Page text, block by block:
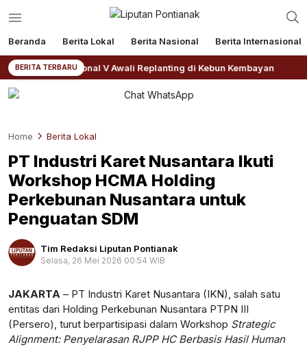
Beranda Berita Lokal Berita Nasional Berita Internasional
BERITA TERBARU
IV Regional V Awali Replanting di Kebun Kembayan
Home Berita Lokal
PT Industri Karet Nusantara Ikuti
Workshop HCMA Holding
Perkebunan Nusantara untuk
Penguatan SDM
Tim Redaksi Liputan Pontianak
Selasa, 26 Mei 2026 00:54 WIB
Perbesar
JAKARTA – PT Industri Karet Nusantara (IKN), salah satu
entitas dari Holding Perkebunan Nusantara PTPN III
(Persero), turut berpartisipasi dalam Workshop Strategic
Alignment: Penyelarasan RJPP HC Berbasis Hasil Human